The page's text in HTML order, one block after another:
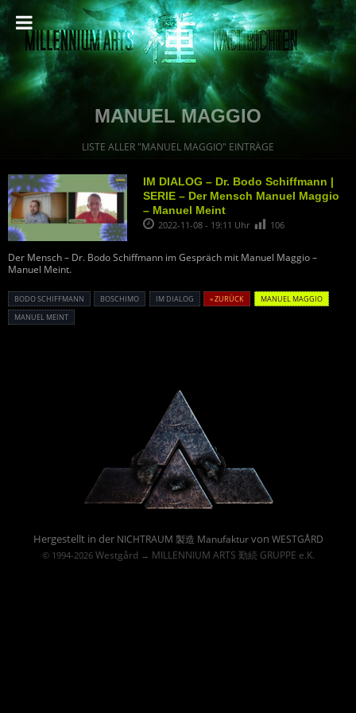
MANUEL MAGGIO
LISTE ALLER "MANUEL MAGGIO" EINTRÄGE
IM DIALOG – Dr. Bodo Schiffmann |
SERIE – Der Mensch Manuel Maggio
– Manuel Meint
2022-11-08 - 19:11 Uhr 106
Der Mensch – Dr. Bodo Schiffmann im Gespräch mit Manuel Maggio –
Manuel Meint.
BODO SCHIFFMANN BOSCHIMO IM DIALOG « ZURÜCK
MANUEL MAGGIO
MANUEL MEINT
Hergestellt in der NICHTRAUM 製造 Manufakturvon WESTGÅRD
© 1994-2026 Westgård→ MILLENNIUM ARTS 勤続 GRUPPE e.K.
Powered By :